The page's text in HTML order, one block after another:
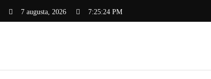
7 augusta, 2026 7:25:25 PM